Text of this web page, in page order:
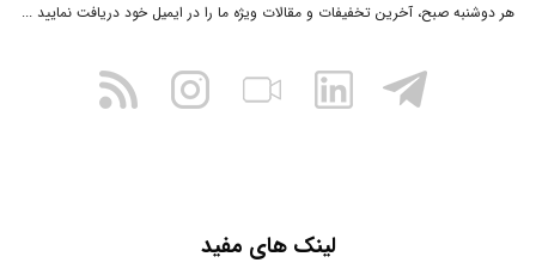
لینک های مفید
هر دوشنبه صبح، آخرین تخفیفات و مقالات ویژه ما را در ایمیل خود دریافت نمایید ...